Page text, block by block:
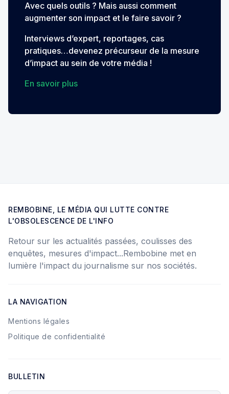
Avec quels outils ? Mais aussi comment
augmenter son impact et le faire savoir ?
Interviews d’expert, reportages, cas
pratiques…devenez précurseur de la mesure
d’impact au sein de votre média !
En savoir plus
REMBOBINE, LE MÉDIA QUI LUTTE CONTRE
L'OBSOLESCENCE DE L'INFO
Retour sur les actualités passées, coulisses des
enquêtes, mesures d'impact...Rembobine met en
lumière l'impact du journalisme sur nos sociétés.
LA NAVIGATION
Mentions légales
Politique de confidentialité
BULLETIN